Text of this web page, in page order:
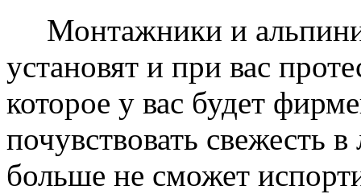
Монтажники и
установят и при вас
которое у вас будет
почувствовать свежесть
больше не сможет